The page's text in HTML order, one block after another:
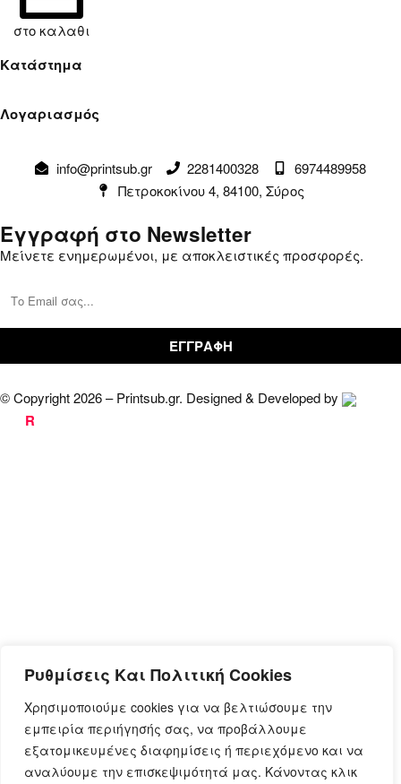
Ρυθμίσεις Και Πολιτική Cookies
Χρησιμοποιούμε cookies για να βελτιώσουμε την
εμπειρία περιήγησής σας, να προβάλλουμε
εξατομικευμένες διαφημίσεις ή περιεχόμενο και να
αναλύουμε την επισκεψιμότητά μας. Κάνοντας κλικ
στο καλαθι
Κατάστημα
Πολιτική Απορρήτου
Συναλλαγές
Λογαριασμός
Παραγγελίεςinfo@printsub.gr 2281400328
6974489958
Πετροκοκίνου 4, 84100, Σύρος
Εγγραφή στο Newsletter
Μείνετε ενημερωμένοι, με αποκλειστικές προσφορές.
© Copyright 2026 – Printsub.gr. Designed & Developed by
R